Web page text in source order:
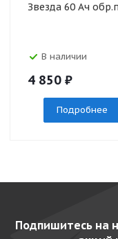
Звезда 60 Ач
В наличии
4 850 ₽
Подробнее
Подпишитесь на